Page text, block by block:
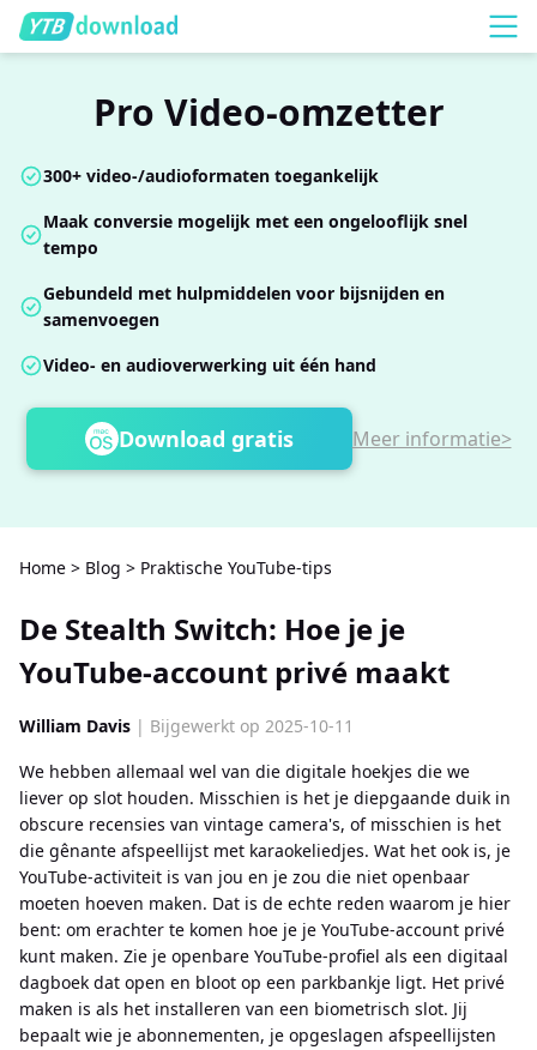
Pro Video-omzetter
300+ video-/audioformaten toegankelijk
Maak conversie mogelijk met een ongelooflijk snel
tempo
Gebundeld met hulpmiddelen voor bijsnijden en
samenvoegen
Video- en audioverwerking uit één hand
Download gratis Meer informatie>
Home > Blog > Praktische YouTube-tips
De Stealth Switch: Hoe je je
YouTube-account privé maakt
William Davis | Bijgewerkt op 2025-10-11
We hebben allemaal wel van die digitale hoekjes die we
liever op slot houden. Misschien is het je diepgaande duik in
obscure recensies van vintage camera's, of misschien is het
die gênante afspeellijst met karaokeliedjes. Wat het ook is, je
YouTube-activiteit is van jou en je zou die niet openbaar
moeten hoeven maken. Dat is de echte reden waarom je hier
bent: om erachter te komen hoe je je YouTube-account privé
kunt maken. Zie je openbare YouTube-profiel als een digitaal
dagboek dat open en bloot op een parkbankje ligt. Het privé
maken is als het installeren van een biometrisch slot. Jij
bepaalt wie je abonnementen, je opgeslagen afspeellijsten